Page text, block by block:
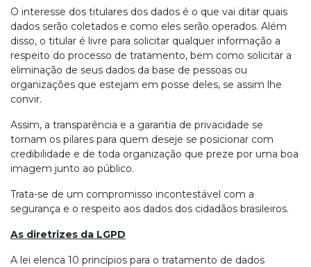
O interesse dos titulares dos dados é o que vai ditar quais
dados serão coletados e como eles serão operados. Além
disso, o titular é livre para solicitar qualquer informação a
respeito do processo de tratamento, bem como solicitar a
eliminação de seus dados da base de pessoas ou
organizações que estejam em posse deles, se assim lhe
convir.
Assim, a transparência e a garantia de privacidade se
tornam os pilares para quem deseje se posicionar com
credibilidade e de toda organização que preze por uma boa
imagem junto ao público.
Trata-se de um compromisso incontestável com a
segurança e o respeito aos dados dos cidadãos brasileiros.
As diretrizes da LGPD
A lei elenca 10 princípios para o tratamento de dados